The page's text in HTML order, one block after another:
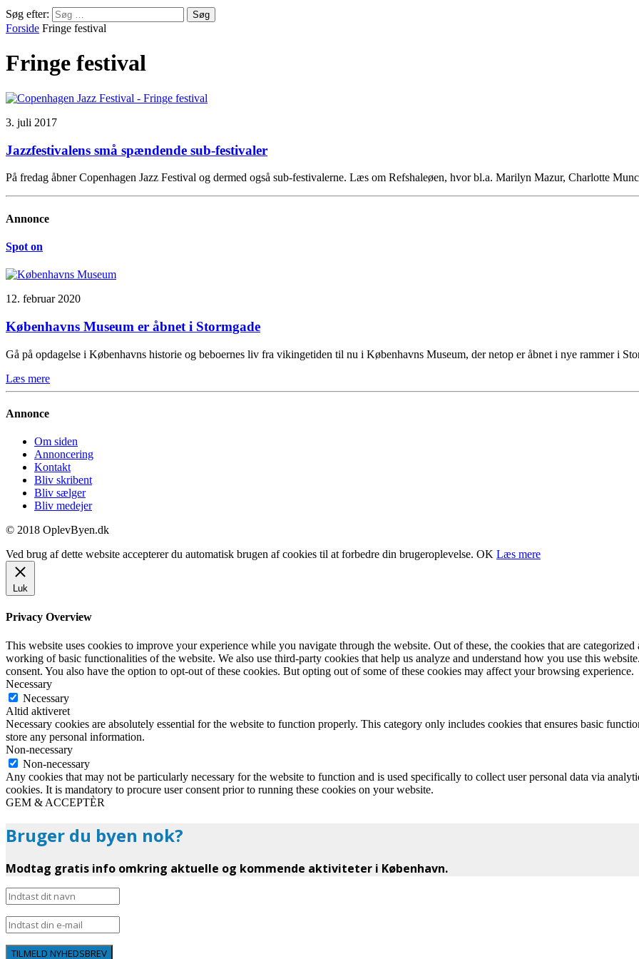
Søg efter:
Forside Fringe festival
Fringe festival
3. juli 2017
Jazzfestivalens små spændende sub-festivaler
På fredag åbner Copenhagen Jazz Festival og dermed også sub-festivalerne. Læs om Refshaleøen, hvor bl.a. Marilyn Mazur, Charlotte
Annonce
Spot on
12. februar 2020
Københavns Museum er åbnet i Stormgade
Gå på opdagelse i Københavns historie og beboernes liv fra vikingetiden til nu i Københavns Museum, der netop er åbnet i nye rammer i
Læs mere
Annonce
Om siden
Annoncering
Kontakt
Bliv skribent
Bliv sælger
Bliv medejer
© 2018 OplevByen.dk
Ved brug af dette website accepterer du automatisk brugen af cookies til at forbedre din brugeroplevelse. OK Læs mere
Luk
Privacy Overview
This website uses cookies to improve your experience while you navigate through the website. Out of these, the cookies that are categorized
working of basic functionalities of the website. We also use third-party cookies that help us analyze and understand how you use this
consent. You also have the option to opt-out of these cookies. But opting out of some of these cookies may affect your browsing experience.
Necessary
Necessary
Altid aktiveret
Necessary cookies are absolutely essential for the website to function properly. This category only includes cookies that ensures basic
store any personal information.
Non-necessary
Non-necessary
Any cookies that may not be particularly necessary for the website to function and is used specifically to collect user personal data via
cookies. It is mandatory to procure user consent prior to running these cookies on your website.
GEM & ACCEPTÈR
Bruger du byen nok?
Modtag gratis info omkring aktuelle og kommende aktiviteter i København.
TILMELD NYHEDSBREV